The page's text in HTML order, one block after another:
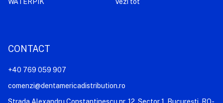
CONTACT
+40 769 059 907
comenzi@dentamericadistribution.ro